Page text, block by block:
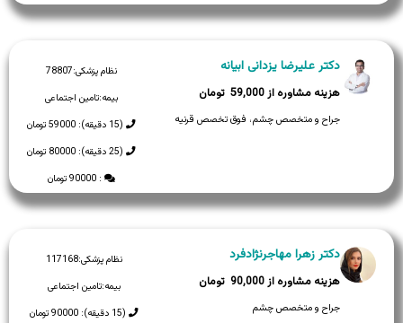
نظام پزشکی:78807
بیمه:تامین اجتماعی
(15 دقیقه): 59000 تومان
(25 دقیقه): 80000 تومان
: 90000 تومان
دکتر علیرضا یزدانی ابیانه
59,000
جراح و متخصص چشم، فوق تخصص قرنیه
نظام پزشکی:117168
بیمه:تامین اجتماعی
(15 دقیقه): 90000 تومان
دکتر زهرا مهاجرنژادفرد
90,000
جراح و متخصص چشم